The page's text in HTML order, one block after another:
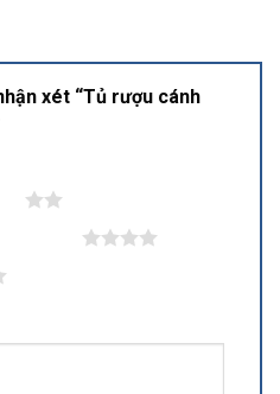
xét “Tủ rượu cánh